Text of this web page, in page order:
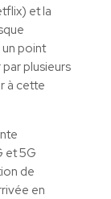
et la
point
plusieurs
à cette
et 5G
de
en